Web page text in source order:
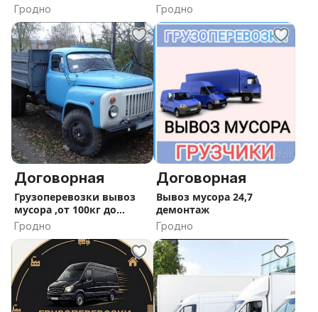
Гродно Гродно
Договорная
Грузоперевозки вывоз
мусора ,от 100кг до
20тонн
Гродно
Договорная
Вывоз мусора 24,7
демонтаж
Гродно